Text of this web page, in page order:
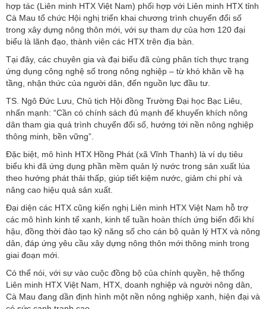
hợp tác (Liên minh HTX Việt Nam) phối hợp với Liên minh HTX tỉnh
Cà Mau tổ chức Hội nghị triển khai chương trình chuyển đổi số
trong xây dựng nông thôn mới, với sự tham dự của hơn 120 đại
biểu là lãnh đạo, thành viên các HTX trên địa bàn.
Tại đây, các chuyên gia và đại biểu đã cùng phân tích thực trạng
ứng dụng công nghệ số trong nông nghiệp – từ khó khăn về hạ
tầng, nhận thức của người dân, đến nguồn lực đầu tư.
TS. Ngô Đức Lưu, Chủ tịch Hội đồng Trường Đại học Bạc Liêu,
nhấn mạnh: “Cần có chính sách đủ mạnh để khuyến khích nông
dân tham gia quá trình chuyển đổi số, hướng tới nền nông nghiệp
thông minh, bền vững”.
Đặc biệt, mô hình HTX Hồng Phát (xã Vĩnh Thanh) là ví dụ tiêu
biểu khi đã ứng dụng phần mềm quản lý nước trong sản xuất lúa
theo hướng phát thải thấp, giúp tiết kiệm nước, giảm chi phí và
nâng cao hiệu quả sản xuất.
Đại diện các HTX cũng kiến nghị Liên minh HTX Việt Nam hỗ trợ
các mô hình kinh tế xanh, kinh tế tuần hoàn thích ứng biến đổi khí
hậu, đồng thời đào tạo kỹ năng số cho cán bộ quản lý HTX và nông
dân, đáp ứng yêu cầu xây dựng nông thôn mới thông minh trong
giai đoạn mới.
Có thể nói, với sự vào cuộc đồng bộ của chính quyền, hệ thống
Liên minh HTX Việt Nam, HTX, doanh nghiệp và người nông dân,
Cà Mau đang dần định hình một nền nông nghiệp xanh, hiện đại và